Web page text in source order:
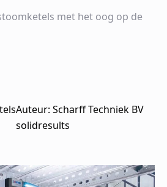
met het oog op de
Auteur: Scharff Techniek BV
solidresults